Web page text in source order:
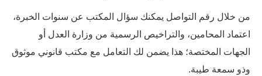
من خلال رقم التواصل يمكنك سؤال المكتب عن سنوات الخبرة،
اعتماد المحامين، والتراخيص الرسمية من وزارة العدل أو
الجهات المختصة؛ هذا يضمن لك التعامل مع مكتب قانوني موثوق
وذو سمعة طيبة.